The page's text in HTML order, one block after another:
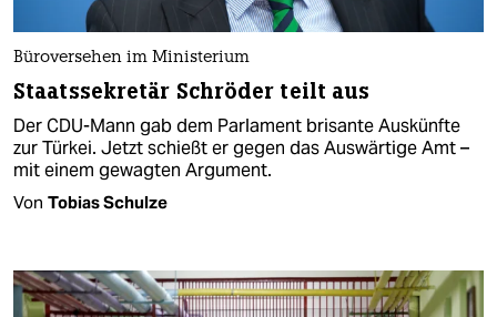
Büroversehen im Ministerium
Staatssekretär Schröder teilt aus
Der CDU-Mann gab dem Parlament brisante Auskünfte
zur Türkei. Jetzt schießt er gegen das Auswärtige Amt –
mit einem gewagten Argument.
Von Tobias Schulze